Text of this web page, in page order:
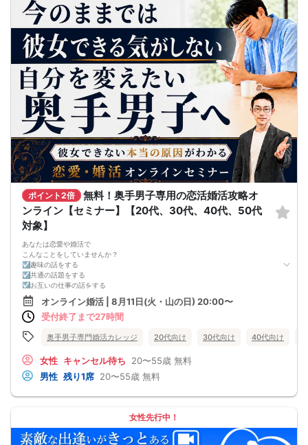
ポイント2倍
無料！奥手男子専用の恋活婚活攻略オ
ンライン【セミナー】【20代、30代、40代、50代
対象】
あなたは恋愛や婚活で
こんなことをしていませんか？
☑趣味の話をする
☑共通の話題をする
☑お互いの仕事の話をする
☑家族や将来について話をする
☑食事の話をする
☑好印象に思ってもらうために
☑経験を積むために出会いの数を増やす
奥手男子に合わない方法です。
なぜなら、趣味や共通の話題などをしても
それだけでは、女性は好きにはなってくれない。
次につなげようとすればするほど、
気づかないうちに「女性の信頼」を失ってしまう。
さらに、出会いの数を増やしても
気になる女性を目の前にすると、
オンライン婚活 | 8月11日(火・山の日) 20:00〜
受付終了まで27時間
奥手男子専門婚活カレッジ 20代向け 30代向け 40代向け
女性 キャンセル待ち 20〜55歳 無料
男性 残り1席 20〜55歳 無料
女性先行中！